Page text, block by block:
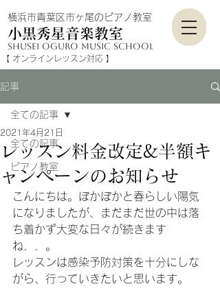
横浜市青葉区市ヶ尾のピアノ教室
小黒秀星音楽教室
shusei Oguro music school
​【 オンラインレッスン対応​​ 】
記事
全ての記事
ピアノ教室
全ての記事
レッスン料金改定&半額キ
ャンペーンのお知らせ
2021年4月21日
こんにちは。ぽかぽかと春らしい陽気
になりましたが、まだまだ世の中は落
ち着かず大変な日々が続きます
ね．．。
レッスンは感染予防対策を十分にしな
がら、行っていきたいと思います。